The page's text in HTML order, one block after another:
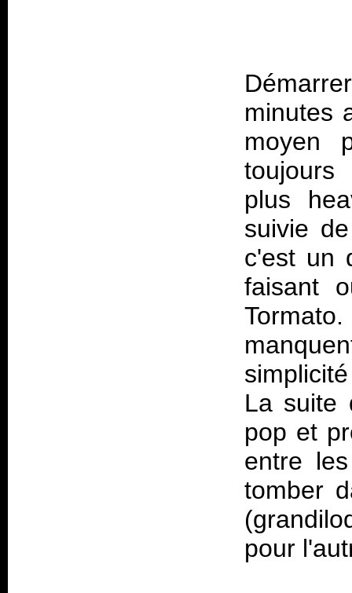
minutes
moyen
toujours
plus
suivie
c'est un
faisant
Tormato.
La suite
pop et
entre
tomber